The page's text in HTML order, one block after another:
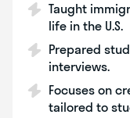
Taught
life in the U.S.
Prepared
interviews.
Focuses on
tailored to